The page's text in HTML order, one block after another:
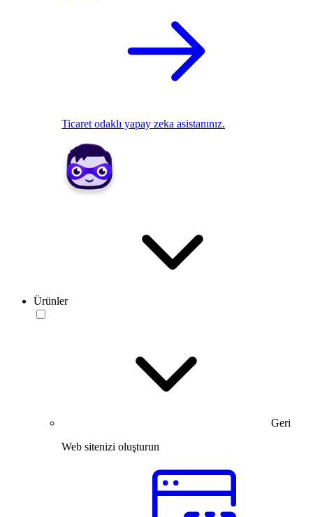
Ticaret odaklı yapay zeka asistanınız.
Ürünler
Geri
Web sitenizi oluşturun